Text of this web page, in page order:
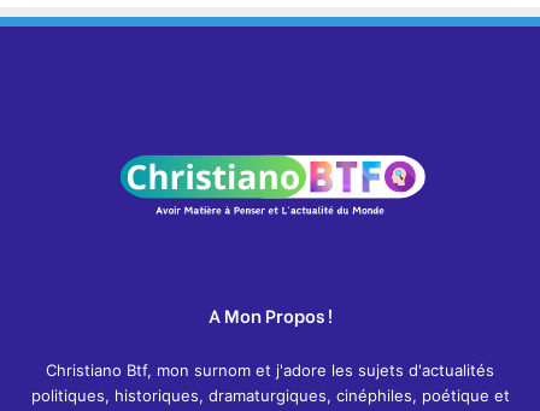
A Mon Propos !
Christiano Btf, mon surnom et j'adore les sujets d'actualités
politiques, historiques, dramaturgiques, cinéphiles, poétique et